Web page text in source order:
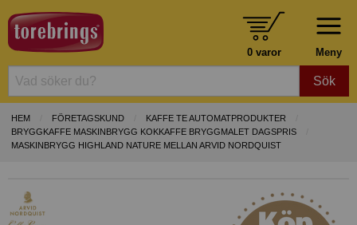
Meny
0 varor
Sök
HEM FÖRETAGSKUND
KAFFE TE AUTOMATPRODUKTER
BRYGGKAFFE MASKINBRYGG KOKKAFFE BRYGGMALET DAGSPRIS
MASKINBRYGG HIGHLAND NATURE MELLAN ARVID NORDQUIST